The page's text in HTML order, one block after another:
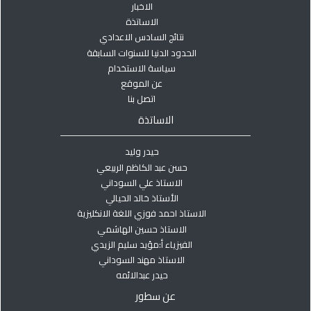
الاخبار
الاساتذة
نتائج السادس الاعدادي
الحدود الدنيا للسنوات السابقة
سياسة الاستخدام
عن الموقع
اتصل بنا
الاساتذة
حيدر وليد
حسن عبد الكاظم الربيعي
الاستاذ علي السوداني
الأستاذ خالد الحيالي
الاستاذ احمد فوزي اللغة الانكليزية
الاستاذ حسين الهاشمي
الفيزياء أ:مؤيد سليم الزيدي
الاستاذ مهند السوداني
حيدر عبدالائمه
عن سطور